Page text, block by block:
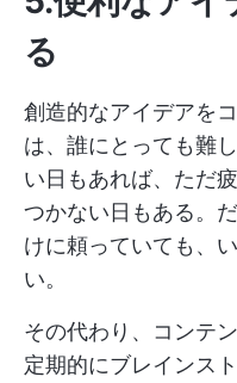
る
創造的なアイデアを
は、誰にとっても難
い日もあれば、ただ
つかない日もある。
けに頼っていても、
い。
その代わり、コンテ
定期的にブレインス